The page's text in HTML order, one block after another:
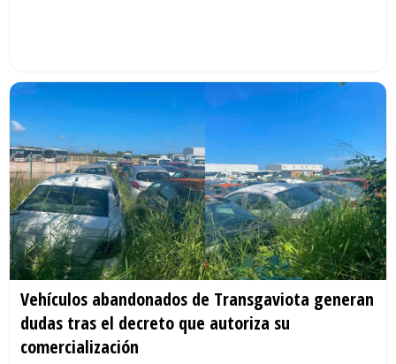
Vehículos abandonados de Transgaviota generan
dudas tras el decreto que autoriza su
comercialización